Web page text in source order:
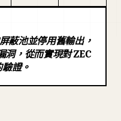
蔽池並停用舊輸出，
，從而實現對 ZEC
證。